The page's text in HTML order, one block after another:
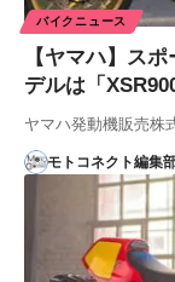
バイクニュース
【ヤマハ】ス
デルは「
ヤマハ発動機販売株
モトコネクト編集